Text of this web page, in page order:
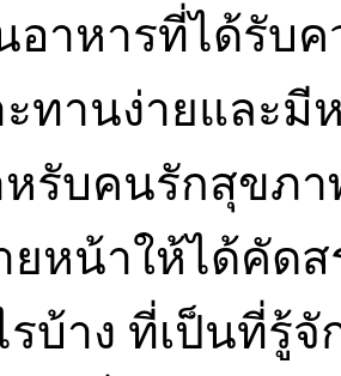
าหารที่ได้รับ
ะทานง่ายและมี
หรับคนรักสุขภ
หน้าให้ได้คัด
บ้าง ที่เป็นที่รู้